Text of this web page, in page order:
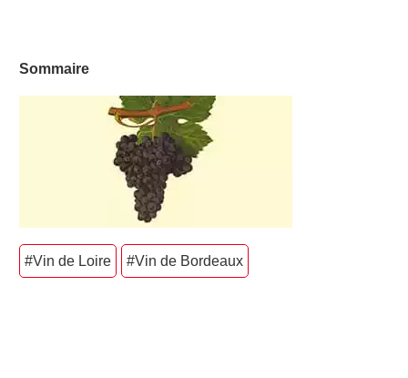
Sommaire
#Vin de Loire #Vin de Bordeaux